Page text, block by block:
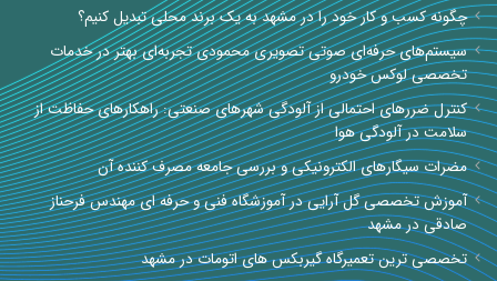
چگونه کسب و کار خود را در مشهد به یک برند محلی تبدیل کنیم؟
سیستم‌های حرفه‌ای صوتی تصویری محمودی تجربه‌ای بهتر در خدمات
تخصصی لوکس خودرو
کنترل ضررهای احتمالی از آلودگی شهرهای صنعتی: راهکارهای حفاظت از
سلامت در آلودگی هوا
مضرات سیگارهای الکترونیکی و بررسی جامعه مصرف کننده آن
آموزش تخصصی گل آرایی در آموزشگاه فنی و حرفه ای مهندس فرحناز
صادقی در مشهد
تخصصی ترین تعمیرگاه گیربکس های اتومات در مشهد